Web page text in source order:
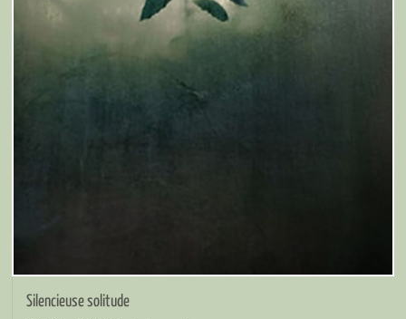
Silencieuse solitude